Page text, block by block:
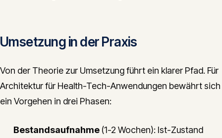
Umsetzung in der Praxis
Von der Theorie zur Umsetzung führt ein klarer Pfad. Für
Architektur für Health-Tech-Anwendungen bewährt sich
ein Vorgehen in drei Phasen:
Bestandsaufnahme (1-2 Wochen): Ist-Zustand